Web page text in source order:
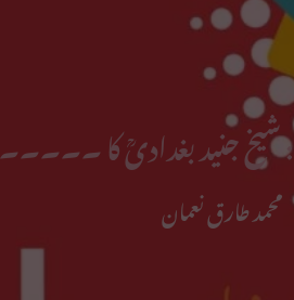
جنید بغدادیؒ کا ۔۔۔۔۔
محمد طارق نعمان